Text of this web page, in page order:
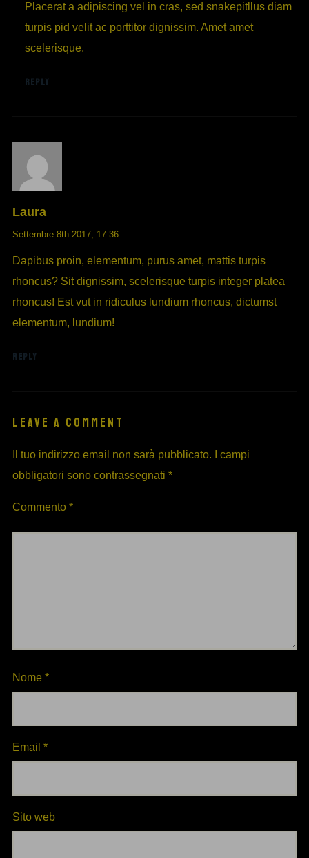
Placerat a adipiscing vel in cras, sed snakepitllus diam
turpis pid velit ac porttitor dignissim. Amet amet
scelerisque.
REPLY
Laura
Settembre 8th 2017, 17:36
Dapibus proin, elementum, purus amet, mattis turpis
rhoncus? Sit dignissim, scelerisque turpis integer platea
rhoncus! Est vut in ridiculus lundium rhoncus, dictumst
elementum, lundium!
REPLY
LEAVE A COMMENT
Il tuo indirizzo email non sarà pubblicato.
I campi
obbligatori sono contrassegnati *
Commento *
Nome *
Email *
Sito web